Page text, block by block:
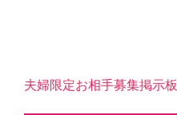
夫婦限定お相手募集掲示板